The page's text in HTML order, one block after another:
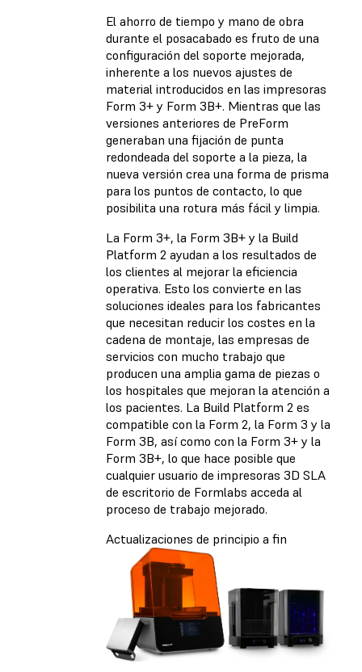
El ahorro de tiempo y mano de obra
durante el posacabado es fruto de una
configuración del soporte mejorada,
inherente a los nuevos ajustes de
material introducidos en las impresoras
Form 3+ y Form 3B+. Mientras que las
versiones anteriores de PreForm
generaban una fijación de punta
redondeada del soporte a la pieza, la
nueva versión crea una forma de prisma
para los puntos de contacto, lo que
posibilita una rotura más fácil y limpia.
La Form 3+, la Form 3B+ y la Build
Platform 2 ayudan a los resultados de
los clientes al mejorar la eficiencia
operativa. Esto los convierte en las
soluciones ideales para los fabricantes
que necesitan reducir los costes en la
cadena de montaje, las empresas de
servicios con mucho trabajo que
producen una amplia gama de piezas o
los hospitales que mejoran la atención a
los pacientes. La Build Platform 2 es
compatible con la Form 2, la Form 3 y la
Form 3B, así como con la Form 3+ y la
Form 3B+, lo que hace posible que
cualquier usuario de impresoras 3D SLA
de escritorio de Formlabs acceda al
proceso de trabajo mejorado.
Actualizaciones de principio a fin